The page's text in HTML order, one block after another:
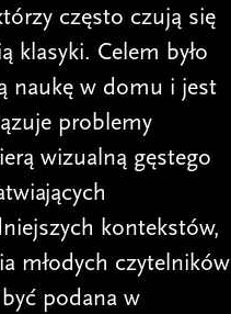
często czują się
klasyki. Celem było
naukę w domu i jest
problemy
wizualną gęstego
kontekstów,
młodych czytelników
podana w